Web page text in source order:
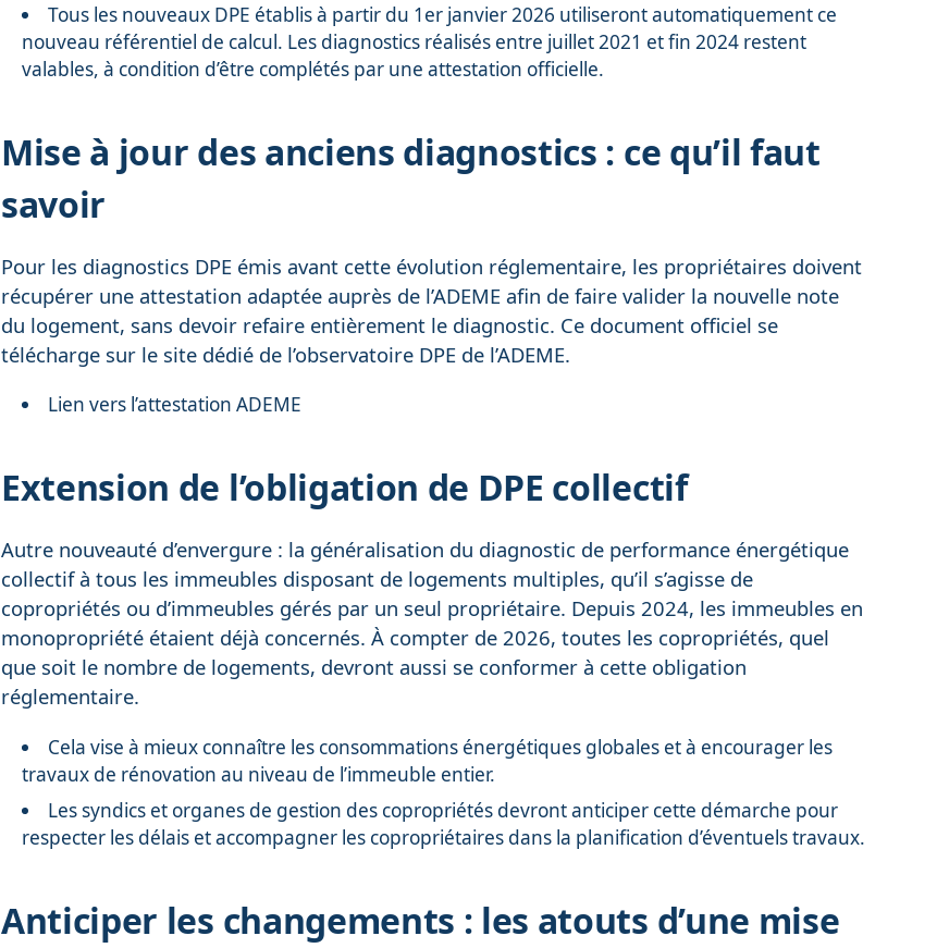
Tous les nouveaux DPE établis à partir du 1er janvier 2026 utiliseront automatiquement ce
nouveau référentiel de calcul. Les diagnostics réalisés entre juillet 2021 et fin 2024 restent
valables, à condition d’être complétés par une attestation officielle.
Mise à jour des anciens diagnostics : ce qu’il faut
savoir
Pour les diagnostics DPE émis avant cette évolution réglementaire, les propriétaires doivent
récupérer une attestation adaptée auprès de l’ADEME afin de faire valider la nouvelle note
du logement, sans devoir refaire entièrement le diagnostic. Ce document officiel se
télécharge sur le site dédié de l’observatoire DPE de l’ADEME.
Lien vers l’attestation ADEME
Extension de l’obligation de DPE collectif
Autre nouveauté d’envergure : la généralisation du diagnostic de performance énergétique
collectif à tous les immeubles disposant de logements multiples, qu’il s’agisse de
copropriétés ou d’immeubles gérés par un seul propriétaire. Depuis 2024, les immeubles en
monopropriété étaient déjà concernés. À compter de 2026, toutes les copropriétés, quel
que soit le nombre de logements, devront aussi se conformer à cette obligation
réglementaire.
Cela vise à mieux connaître les consommations énergétiques globales et à encourager les
travaux de rénovation au niveau de l’immeuble entier.
Les syndics et organes de gestion des copropriétés devront anticiper cette démarche pour
respecter les délais et accompagner les copropriétaires dans la planification d’éventuels travaux.
Anticiper les changements : les atouts d’une mise